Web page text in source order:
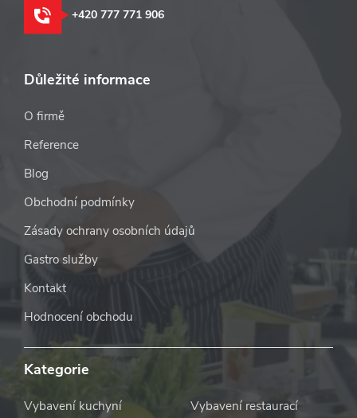
+420 777 771 906
Důležité informace
O firmě
Reference
Blog
Obchodní podmínky
Zásady ochrany osobních údajů
Gastro služby
Kontakt
Hodnocení obchodu
Kategorie
Vybavení kuchyní
Vybavení restaurací